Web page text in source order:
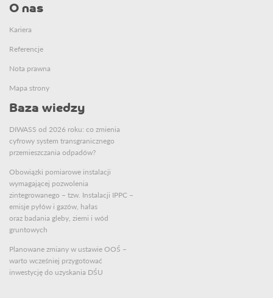
O nas
Kariera
Referencje
Nota prawna
Mapa strony
Baza wiedzy
DIWASS od 2026 roku: co zmienia
cyfrowy system transgranicznego
przemieszczania odpadów?
Obowiązki pomiarowe instalacji
wymagającej pozwolenia
zintegrowanego – tzw. Instalacji IPPC –
emisje pyłów i gazów, hałas
oraz badania gleby, ziemi i wód
gruntowych
Planowane zmiany w ustawie OOŚ –
warto wcześniej przygotować
inwestycję do uzyskania DŚU